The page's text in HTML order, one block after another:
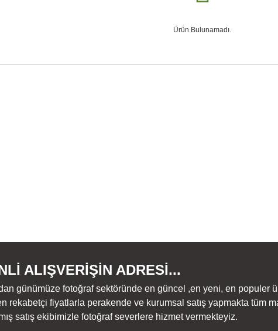
Ürün Bulunamadı.
ALIŞVERİŞİN ADRESİ...
günümüze fotoğraf sektöründe en güncel ,en yeni, en populer
rekabetçi fiyatlarla perakende ve kurumsal satış yapmakta tüm
satış ekibimizle fotoğraf severlere hizmet vermekteyiz.